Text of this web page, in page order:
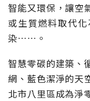
智能又環保，讓空
或生質燃料取代
染……。
智慧零碳的建築、
網、藍色潔淨的天
北市八里區成為淨